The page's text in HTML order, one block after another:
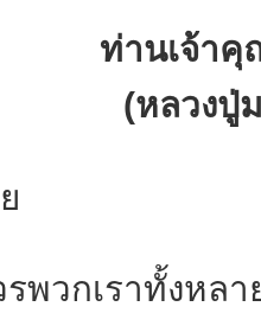
ท่านเจ้า
(หลวงปู่
ราทั้งหลายคิ